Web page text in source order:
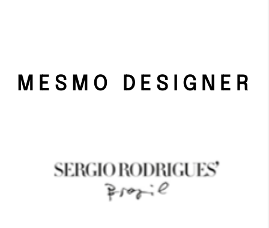
MESMO DESIGNER